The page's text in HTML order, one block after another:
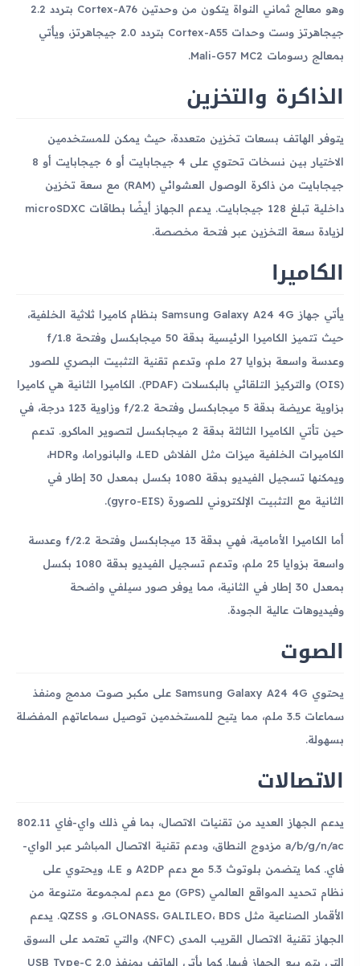
وهو معالج ثماني النواة يتكون من وحدتين Cortex-A76 بتردد 2.2
جيجاهرتز وست وحدات Cortex-A55 بتردد 2.0 جيجاهرتز، ويأتي
بمعالج رسومات Mali-G57 MC2.
الذاكرة والتخزين
يتوفر الهاتف بسعات تخزين متعددة، حيث يمكن للمستخدمين
الاختيار بين نسخات تحتوي على 4 جيجابايت أو 6 جيجابايت أو 8
جيجابايت من ذاكرة الوصول العشوائي (RAM) مع سعة تخزين
داخلية تبلغ 128 جيجابايت. يدعم الجهاز أيضًا بطاقات microSDXC
لزيادة سعة التخزين عبر فتحة مخصصة.
الكاميرا
يأتي جهاز Samsung Galaxy A24 4G بنظام كاميرا ثلاثية الخلفية،
حيث تتميز الكاميرا الرئيسية بدقة 50 ميجابكسل وفتحة f/1.8
وعدسة واسعة بزوايا 27 ملم، وتدعم تقنية التثبيت البصري للصور
(OIS) والتركيز التلقائي بالبكسلات (PDAF). الكاميرا الثانية هي كاميرا
بزاوية عريضة بدقة 5 ميجابكسل وفتحة f/2.2 وزاوية 123 درجة، في
حين تأتي الكاميرا الثالثة بدقة 2 ميجابكسل لتصوير الماكرو. تدعم
الكاميرات الخلفية ميزات مثل الفلاش LED، والبانوراما، وHDR،
ويمكنها تسجيل الفيديو بدقة 1080 بكسل بمعدل 30 إطار في
الثانية مع التثبيت الإلكتروني للصورة (gyro-EIS).
أما الكاميرا الأمامية، فهي بدقة 13 ميجابكسل وفتحة f/2.2 وعدسة
واسعة بزوايا 25 ملم، وتدعم تسجيل الفيديو بدقة 1080 بكسل
بمعدل 30 إطار في الثانية، مما يوفر صور سيلفي واضحة
وفيديوهات عالية الجودة.
الصوت
يحتوي Samsung Galaxy A24 4G على مكبر صوت مدمج ومنفذ
سماعات 3.5 ملم، مما يتيح للمستخدمين توصيل سماعاتهم المفضلة
بسهولة.
الاتصالات
يدعم الجهاز العديد من تقنيات الاتصال، بما في ذلك واي-فاي 802.11
a/b/g/n/ac مزدوج النطاق، ودعم تقنية الاتصال المباشر عبر الواي-
فاي. كما يتضمن بلوتوث 5.3 مع دعم A2DP و LE، ويحتوي على
نظام تحديد المواقع العالمي (GPS) مع دعم لمجموعة متنوعة من
الأقمار الصناعية مثل GLONASS، GALILEO، BDS، و QZSS. يدعم
الجهاز تقنية الاتصال القريب المدى (NFC)، والتي تعتمد على السوق
التي يتم بيع الجهاز فيها. كما يأتي الهاتف بمنفذ USB Type-C 2.0